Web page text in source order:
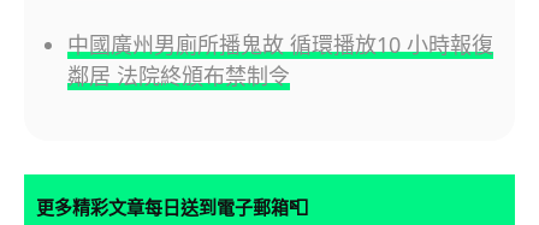
中國廣州男廁所播鬼故 循環播放10 小時報復
鄰居 法院終頒布禁制令
更多精彩文章每日送到電子郵箱📮